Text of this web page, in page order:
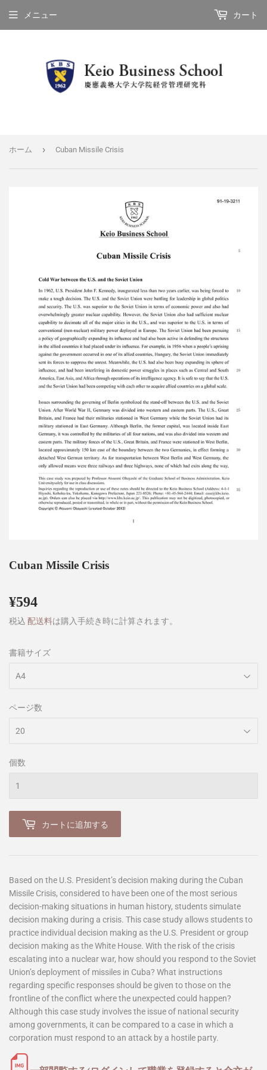
メニュー カート
ホーム › Cuban Missile Crisis
Cuban Missile Crisis
¥594
税込 配送料は購入手続き時に計算されます。
書籍サイズ
ページ数
個数
カートに追加する
Based on the U.S. President’s decision making during the Cuban
Missile Crisis, considered to have been one of the most serious
decision-making situations in human history, students simulate
decision making during a crisis. This case study allows students to
practice individual decision making as the U.S. President or group
decision making as the White House. With the risk of the crisis
escalating into a nuclear war, how should you respond to the Soviet
Union’s deployment of missiles in Cuba? What instructions
regarding specific responses should be given to those on the
frontline of the conflict where the unexpected could happen?
Although this case study involves the issue of national security
among governments, it can be compared to a case in which a
corporation must respond to an attack by a hostile party.